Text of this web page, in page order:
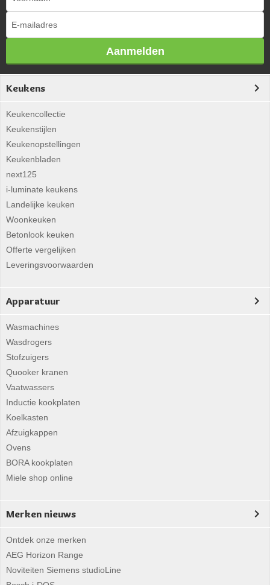
Aanmelden
Keukens
Keukencollectie
Keukenstijlen
Keukenopstellingen
Keukenbladen
next125
i-luminate keukens
Landelijke keuken
Woonkeuken
Betonlook keuken
Offerte vergelijken
Leveringsvoorwaarden
Apparatuur
Wasmachines
Wasdrogers
Stofzuigers
Quooker kranen
Vaatwassers
Inductie kookplaten
Koelkasten
Afzuigkappen
Ovens
BORA kookplaten
Miele shop online
Merken nieuws
Ontdek onze merken
AEG Horizon Range
Noviteiten Siemens studioLine